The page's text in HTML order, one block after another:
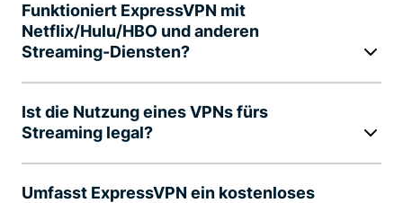
Funktioniert ExpressVPN mit
Netflix/Hulu/HBO und anderen
Streaming-Diensten?
Ist die Nutzung eines VPNs fürs
Streaming legal?
Umfasst ExpressVPN ein kostenloses